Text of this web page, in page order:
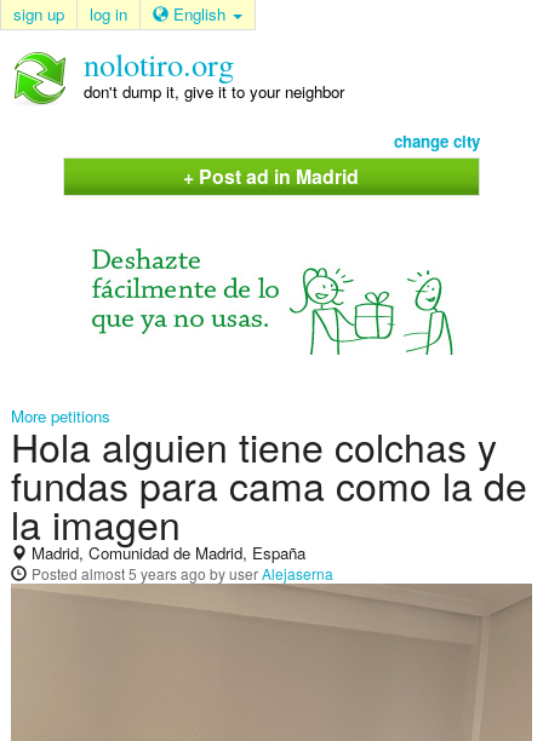
sign up log in English
nolotiro.org
don't dump it, give it to your neighbor
change city
+ Post ad in Madrid
More petitions
Hola alguien tiene colchas y
fundas para cama como la de
la imagen
Madrid, Comunidad de Madrid, España
Posted almost 5 years ago by userAlejaserna